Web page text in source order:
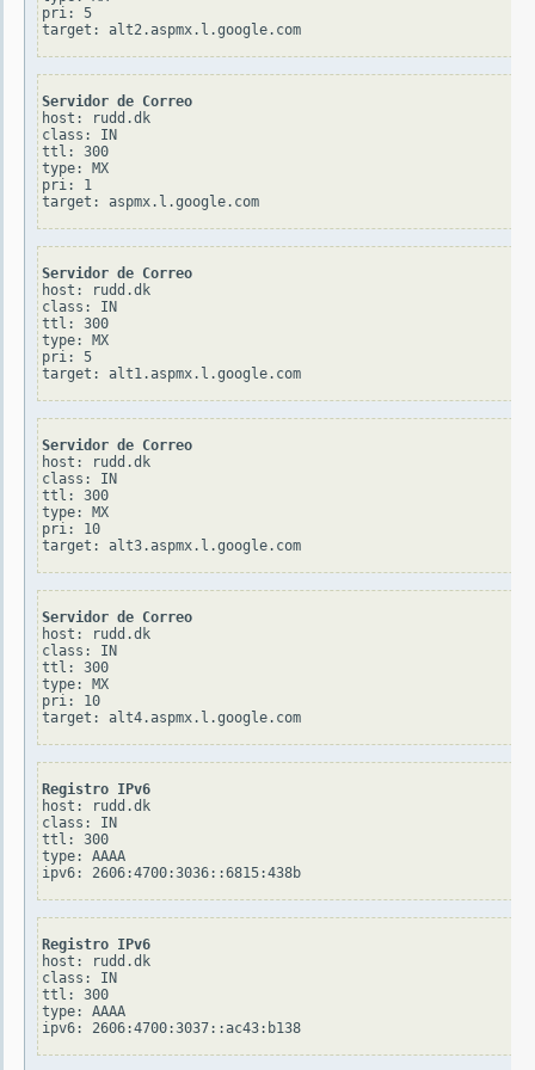
pri: 5
Servidor de Correo
host: rudd.dk
class: IN
ttl: 300
type: MX
pri: 1
Servidor de Correo
host: rudd.dk
class: IN
ttl: 300
type: MX
pri: 5
Servidor de Correo
host: rudd.dk
class: IN
ttl: 300
type: MX
pri: 10
Servidor de Correo
host: rudd.dk
class: IN
ttl: 300
type: MX
pri: 10
Registro IPv6
host: rudd.dk
class: IN
ttl: 300
type: AAAA
Registro IPv6
host: rudd.dk
class: IN
ttl: 300
type: AAAA